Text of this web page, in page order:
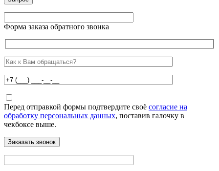
Форма заказа обратного звонка
Перед отправкой формы подтвердите своё согласие на
обработку персональных данных, поставив галочку в
чекбоксе выше.